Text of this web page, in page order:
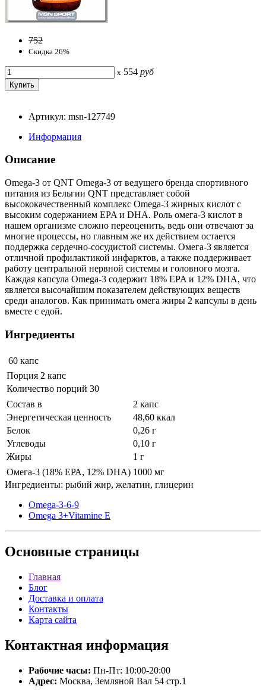
752
Скидка 26%
x 554 руб
Артикул: msn-127749
Информация
Описание
Omega-3 от QNT Omega-3 от ведущего бренда спортивного
питания из Бельгии QNT представляет собой
высококачественный комплекс Omega-3 жирных кислот с
высоким содержанием EPA и DHA. Роль омега-3 кислот в
нашем организме сложно переоценить, ведь они отвечают за
многие процессы, но главным же их действием остается
поддержка сердечно-сосудистой системы. Омега-3 является
отличной профилактикой инфарктов, а также поддерживает
работу центральной нервной системы и головного мозга.
Каждая капсула Omega-3 содержит 18% EPA и 12% DHA, что
является высочайшим показателем действующих веществ
среди аналогов. Как принимать омега жиры 2 капсулы в день
вместе с едой.
Ингредиенты
60 капс
Порция 2 капс
Количество порций 30
Состав в
2 капс
Энергетическая ценность
48,60 ккал
Белок
0,26 г
Углеводы
0,10 г
Жиры
1 г
Омега-3 (18% ЕРА, 12% DHA) 1000 мг
Ингредиенты: рыбий жир, желатин, глицерин
Omega-3-6-9
Omega 3+Vitamine E
Основные страницы
Главная
Блог
Доставка и оплата
Контакты
Карта сайта
Контактная информация
Рабочие часы: Пн-Пт: 10:00-20:00
Адрес: Москва, Земляной Вал 54 стр.1